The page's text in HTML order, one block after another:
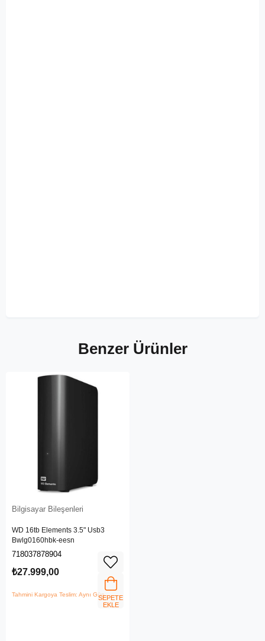
Benzer Ürünler
Bilgisayar Bileşenleri
WD 16tb Elements 3.5" Usb3
Bwlg0160hbk-eesn
718037878904
₺27.999,00
Tahmini Kargoya Teslim: Aynı GünSEPETE
EKLE